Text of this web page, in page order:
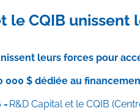
le CQIB
leurs forces pour
$ dédiée au
- R&D Capital et le CQIB